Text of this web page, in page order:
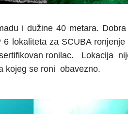
i dužine 40 metara.
lokaliteta za SCUBA
ronilac.
Lokacija
kojeg se roni obavezno.